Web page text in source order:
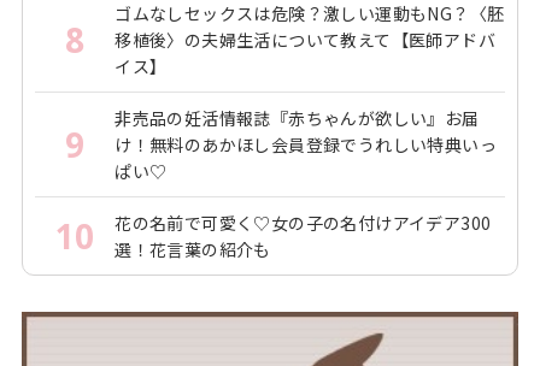
8
ゴムなしセックスは危険？激しい運動もNG？〈胚
移植後〉の夫婦生活について教えて【医師アドバ
イス】
9
非売品の妊活情報誌『赤ちゃんが欲しい』お届
け！無料のあかほし会員登録でうれしい特典いっ
ぱい♡
10
花の名前で可愛く♡女の子の名付けアイデア300
選！花言葉の紹介も